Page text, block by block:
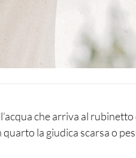
che arriva al
la giudica scarsa o